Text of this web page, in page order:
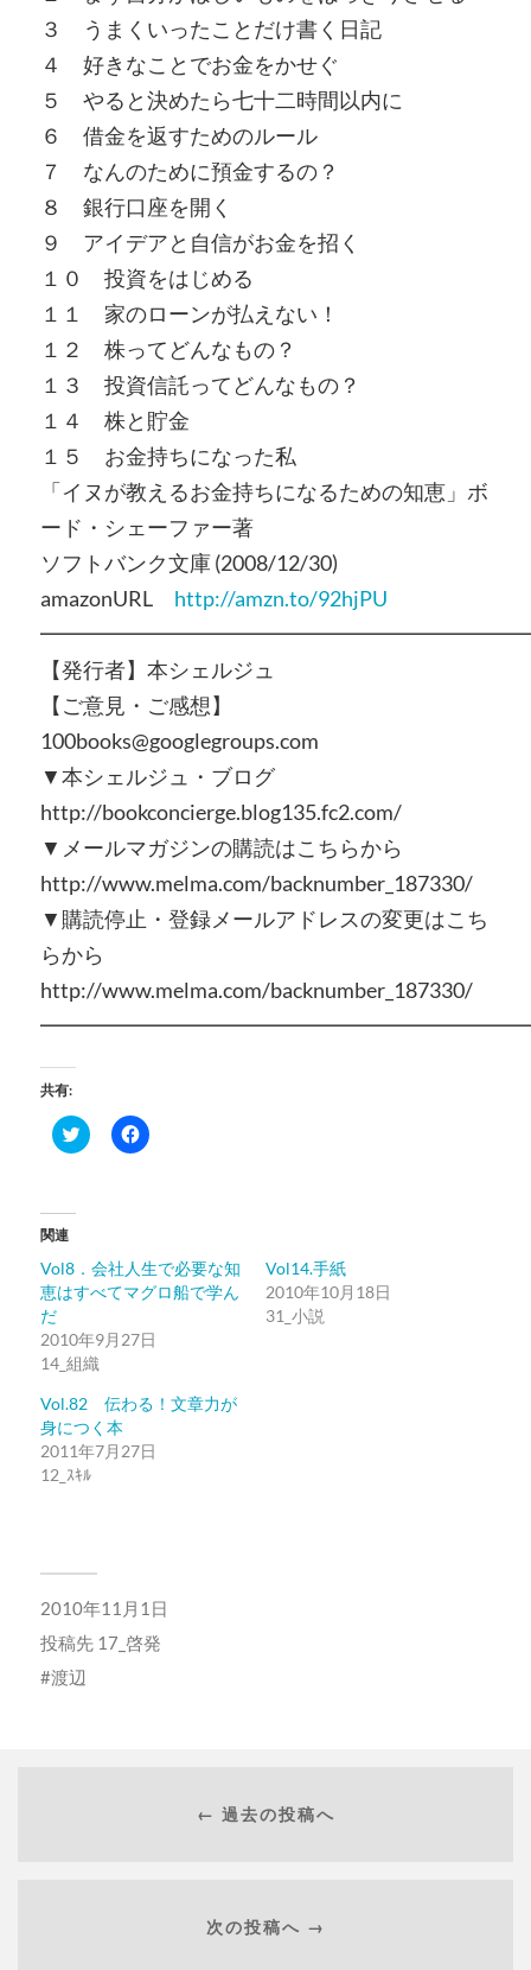
３ うまくいったことだけ書く日記
４ 好きなことでお金をかせぐ
５ やると決めたら七十二時間以内に
６ 借金を返すためのルール
７ なんのために預金するの？
８ 銀行口座を開く
９ アイデアと自信がお金を招く
１０ 投資をはじめる
１１ 家のローンが払えない！
１２ 株ってどんなもの？
１３ 投資信託ってどんなもの？
１４ 株と貯金
１５ お金持ちになった私
「イヌが教えるお金持ちになるための知恵」ボ
ード・シェーファー著
ソフトバンク文庫 (2008/12/30)
amazonURL http://amzn.to/92hjPU
【発行者】本シェルジュ
【ご意見・ご感想】
100books@googlegroups.com
▼本シェルジュ・ブログ
http://bookconcierge.blog135.fc2.com/
▼メールマガジンの購読はこちらから
http://www.melma.com/backnumber_187330/
▼購読停止・登録メールアドレスの変更はこち
らから
http://www.melma.com/backnumber_187330/
共有:
ク
リ
有
(新
し
ウ
ィ
ン
ド
ウ
で
開
き
ま
す)
Facebook
で
リ
ッ
ク
て
く
い
(新
い
ウ
関連
Vol8．会社人生で必要な知
恵はすべてマグロ船で学ん
だ
2010年9月27日
14_組織
Vol14.手紙
2010年10月18日
31_小説
Vol.82 伝わる！文章力が
身につく本
2011年7月27日
12_ｽｷﾙ
2010年11月1日
投稿先 17_啓発
渡辺
← 過去の投稿へ
次の投稿へ →